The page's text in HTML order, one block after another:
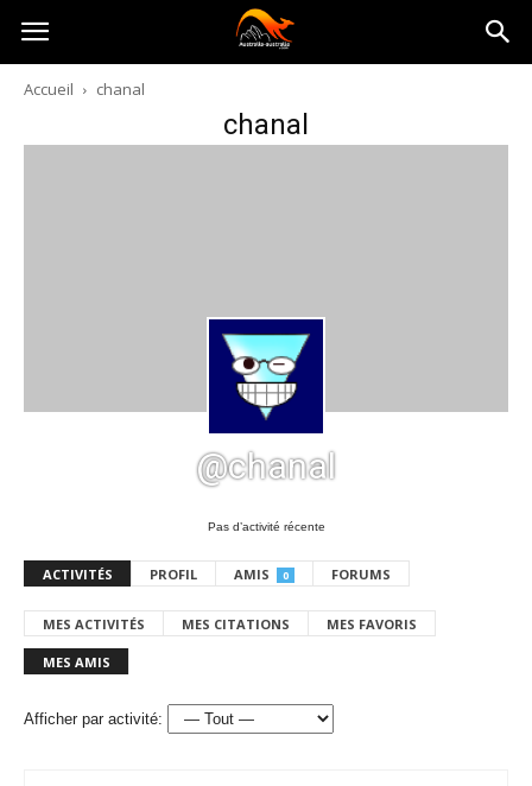
Australia-
australie.com
Accueil chanal
chanal
@chanal
Pas d’activité récente
ACTIVITÉS PROFIL AMIS 0 FORUMS
MES ACTIVITÉS MES CITATIONS MES FAVORIS
MES AMIS
Afficher par activité: